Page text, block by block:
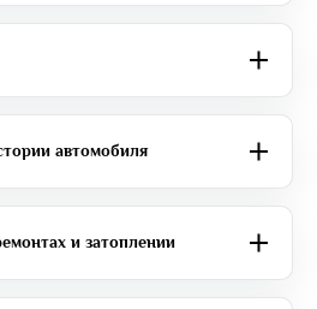
автомобиля
и затоплении